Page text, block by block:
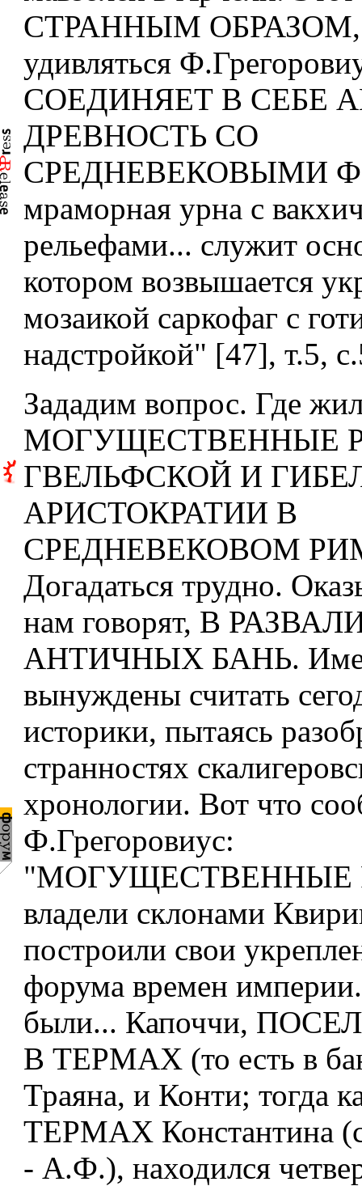
СТРАННЫМ ОБРАЗОМ, -
удивляться
СОЕДИНЯЕТ В СЕБЕ
ДРЕВНОСТЬ СО
СРЕДНЕВЕКОВЫМИ
мраморная урна с
рельефами... служит
котором возвышается
мозаикой саркофаг с
надстройкой" [47], т.5,
Зададим вопрос. Где
МОГУЩЕСТВЕННЫЕ
ГВЕЛЬФСКОЙ И
АРИСТОКРАТИИ В
СРЕДНЕВЕКОВОМ
Догадаться трудно.
нам говорят, В
АНТИЧНЫХ БАНЬ.
вынуждены считать
историки, пытаясь
странностях
хронологии. Вот что
Ф.Грегоровиус:
"МОГУЩЕСТВЕННЫЕ
владели склонами
построили свои
форума времен
были... Капоччи,
В ТЕРМАХ (то есть в
Траяна, и Конти; тогда
ТЕРМАХ Константина
- А.Ф.), находился